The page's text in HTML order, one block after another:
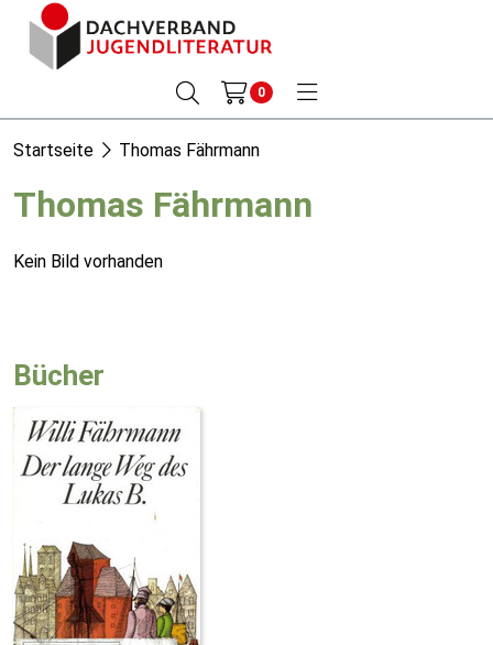
0
Startseite Thomas Fährmann
Thomas Fährmann
Kein Bild vorhanden
Bücher